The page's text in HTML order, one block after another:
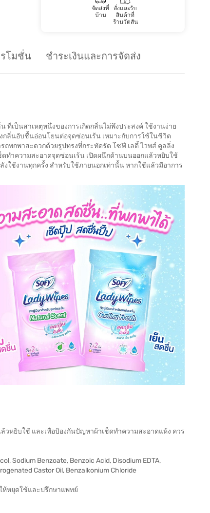
จัดส่งที่
บ้าน
สั่งและรับ
สินค้าที่
ร้านวัตสัน
โมชั่น ชำระเงินและการจัดส่ง
ที่เป็นสาเหตุหนึ่งของการเกิดกลิ่นไม่พึงประสงค์ ใช้งานง่าย
กลิ่นอับชื้นอ่อนโยนต่อจุดซ่อนเร้น เหมาะกับการใช้ในชีวิต
ถพกพาสะดวกด้วยรูปทรงที่กระทัดรัด โซฟี เลดี้ ไวพส์ คูลลิ่ง
ทำความสะอาดจุดซ่อนเร้น เปิดผนึกด้านบนออกแล้วหยิบใช้
ใช้งานทุกครั้ง สำหรับใช้ภายนอกเท่านั้น หากใช้แล้วมีอาการ
หยิบใช้ และเพื่อป้องกันปัญหาผ้าเช็ดทำความสะอาดแห้ง ควร
Sodium Benzoate, Benzoic Acid, Disodium EDTA,
Castor Oil, Benzalkonium Chloride
ห้หยุดใช้และปรึกษาแพทย์